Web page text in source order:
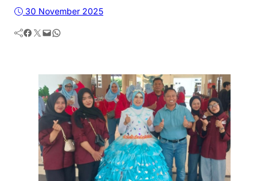
30 November 2025
Facebook Twitter Mail WhatsApp